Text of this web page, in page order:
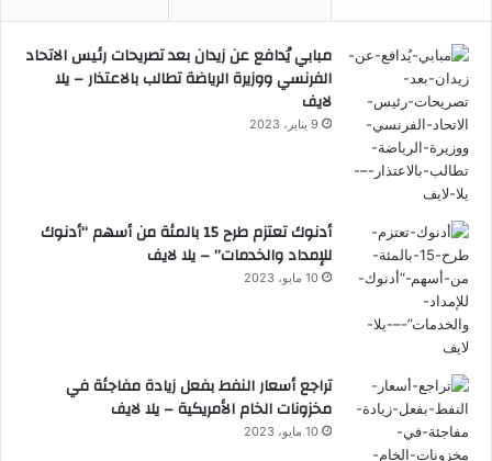
مبابي يُدافع عن زيدان بعد تصريحات رئيس الاتحاد
الفرنسي ووزيرة الرياضة تطالب بالاعتذار – يلا
لايف
9 يناير، 2023
أدنوك تعتزم طرح 15 بالمئة من أسهم “أدنوك
للإمداد والخدمات” – يلا لايف
10 مايو، 2023
تراجع أسعار النفط بفعل زيادة مفاجئة في
مخزونات الخام الأمريكية – يلا لايف
10 مايو، 2023